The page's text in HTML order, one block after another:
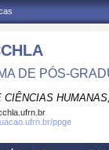
DE PÓS-
CIÊNCIAS
ppge